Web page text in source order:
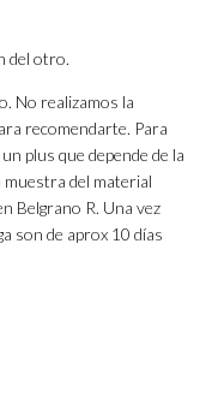
del otro.
No realizamos la
recomendarte. Para
plus que depende de la
muestra del material
Belgrano R. Una vez
son de aprox 10 días